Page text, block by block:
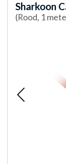
Sharkoon
(Rood, 1